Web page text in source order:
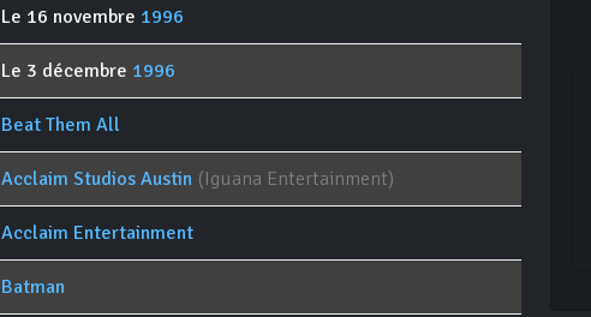
Le 16 novembre 1996
Le 3 décembre 1996
Beat Them All
Acclaim Studios Austin (Iguana Entertainment)
Acclaim Entertainment
Batman